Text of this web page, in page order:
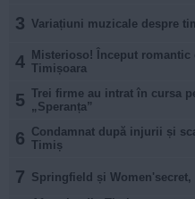
3 Variațiuni muzicale despre
4
Misterioso! Început
Timișoara
5 Trei firme au intrat în cursa
„Speranța”
6 Condamnat după injurii și
Timiș
7 Springfield și